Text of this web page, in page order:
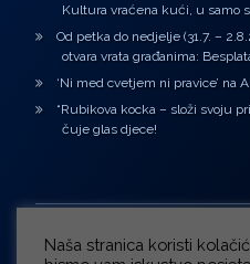
Kultura vraćena kući, u samo
Od petka do nedjelje (31.7. –
otvara vrata građanima:
‘Ni med cvetjem ni pravice’ na
“Rubikova kocka – složi svoju
čuje glas djece!
Naša stranica koristi